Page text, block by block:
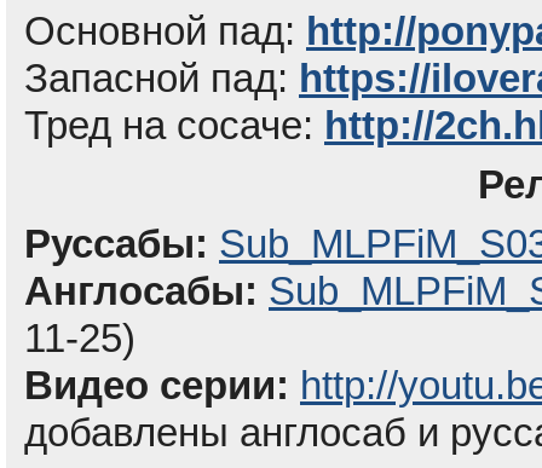
Основной пад: http://
Запасной пад: https://
Тред на сосаче: http://
Руссабы:
Англосабы:
11-25)
Видео серии: http://
добавлены англосаб и